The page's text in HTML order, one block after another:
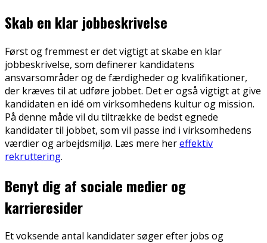
Skab en klar jobbeskrivelse
Først og fremmest er det vigtigt at skabe en klar
jobbeskrivelse, som definerer kandidatens
ansvarsområder og de færdigheder og kvalifikationer,
der kræves til at udføre jobbet. Det er også vigtigt at give
kandidaten en idé om virksomhedens kultur og mission.
På denne måde vil du tiltrække de bedst egnede
kandidater til jobbet, som vil passe ind i virksomhedens
værdier og arbejdsmiljø. Læs mere hereffektiv
rekruttering.
Benyt dig af sociale medier og
karrieresider
Et voksende antal kandidater søger efter jobs og